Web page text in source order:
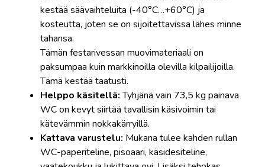
kestää säävaihteluita (-40°C…+60°C) ja
kosteutta, joten se on sijoitettavissa lähes minne
tahansa.
Tämän festarivessan muovimateriaali on
paksumpaa kuin markkinoilla olevilla kilpailijoilla.
Tämä kestää taatusti.
Helppo käsitellä:Tyhjänä vain 73,5 kg painava
WC on kevyt siirtää tavallisin käsivoimin tai
kätevämmin nokkakärryillä.
Kattava varustelu: Mukana tulee kahden rullan
WC-paperiteline, pisoaari, käsidesiteline,